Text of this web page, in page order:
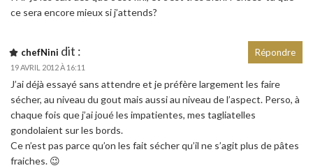
ce sera encore mieux si j’attends?
chefNini dit :
19 AVRIL 2012 À 16:11
J’ai déjà essayé sans attendre et je préfère largement les faire
sécher, au niveau du gout mais aussi au niveau de l’aspect. Perso, à
chaque fois que j’ai joué les impatientes, mes tagliatelles
gondolaient sur les bords.
Ce n’est pas parce qu’on les fait sécher qu’il ne s’agit plus de pâtes
fraiches. 😉
Répondre